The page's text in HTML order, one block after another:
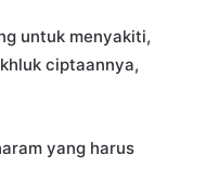
untuk menyakiti,
ciptaannya,
yang harus